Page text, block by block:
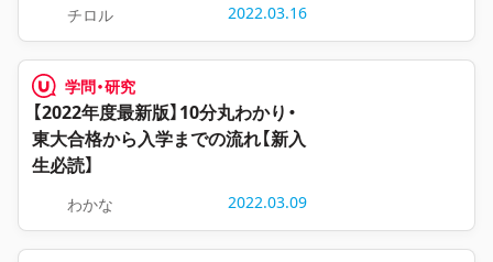
チロル 2022.03.16
学問・研究
【2022年度最新版】10分丸わかり・
東大合格から入学までの流れ【新入
生必読】
わかな 2022.03.09